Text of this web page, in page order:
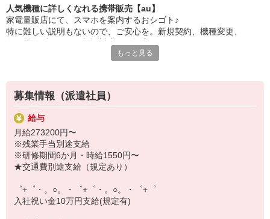
丁寧な研修もあるので、
みなさんから働きやすいと好評です♪
最新アプリ事情やお得なプラン、
スマホの裏ワザを学べるチャンス♪
￣￣￣￣￣￣￣￣￣￣￣
▼オフィスワーク
事務、経理、データ入力、コールセンター、受付
▼工場・製造・軽作業系
機械/食品製造・梱包・仕分け・加工・組立・検査
▼美容系
眉毛サロンのアイブロウ・ネイリスト・エステ
▼営業・販売
法人営業・アパレル販売・個別指導塾・人材紹介
▼人気案件も多数♪
短期・期間限定・オープニング・官公庁案件
上場/優良/大手企業など
人気機種に詳しくなれる携帯販売【au】
家電量販店にて、スマホを案内するおシゴト♪
特に難しい説明もないので、ご安心を。新規契約、機種変更、
満足度◎
■携帯やインターネット販売業務
docomo(ドコモ)/au(エーユー)・KDDI/softbank(ソフトバンク)など
の大手キャリアから
ワイモバイル(Y!mobille)、楽天モバイル、UQなど格安スマホまで幅
広く紹介可能♪
人気のApple（アップル）店舗もございます！
もっと見る
募集情報（派遣社員）
給与
月給273200円〜
※残業手当別途支給
※研修期間6か月・時給1550円〜
★交通費別途支給（規定あり）
゜+゜・。○。・゜+゜・。○。・゜+゜
入社祝い金10万円支給(規定有)